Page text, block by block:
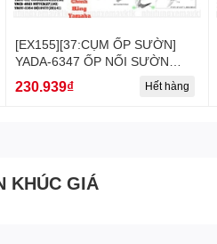
[EX155][37:CỤM ỐP SƯỜN]
YADA-6347 ỐP NỐI SƯỜN
EX155(2022)-[Yamaha] (54)
230.939₫ Hết hàng
KHÚC GIÁ